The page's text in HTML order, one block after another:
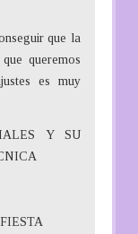
que la
queremos
es muy
Y SU